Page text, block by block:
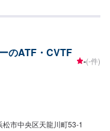
のATF・CVTF
-(-件)
松市中央区天龍川町53-1